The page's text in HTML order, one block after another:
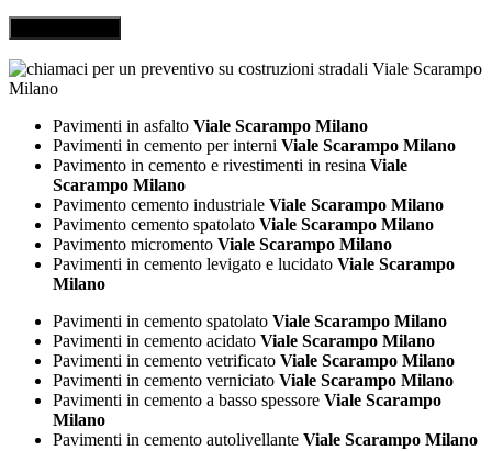
Pavimenti in asfalto Viale Scarampo Milano
Pavimenti in cemento per interni Viale Scarampo Milano
Pavimento in cemento e rivestimenti in resina Viale
Scarampo Milano
Pavimento cemento industriale Viale Scarampo Milano
Pavimento cemento spatolato Viale Scarampo Milano
Pavimento micromento Viale Scarampo Milano
Pavimenti in cemento levigato e lucidato Viale Scarampo
Milano
Pavimenti in cemento spatolato Viale Scarampo Milano
Pavimenti in cemento acidato Viale Scarampo Milano
Pavimenti in cemento vetrificato Viale Scarampo Milano
Pavimenti in cemento verniciato Viale Scarampo Milano
Pavimenti in cemento a basso spessore Viale Scarampo
Milano
Pavimenti in cemento autolivellante Viale Scarampo Milano